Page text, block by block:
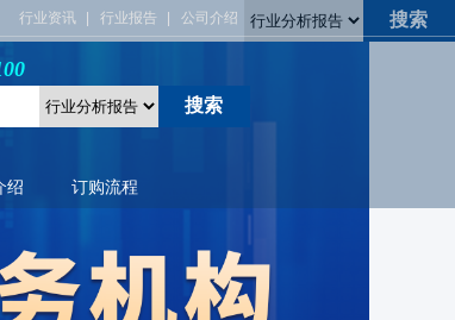
行业资讯 行业报告 公司介绍
绍 订购流程